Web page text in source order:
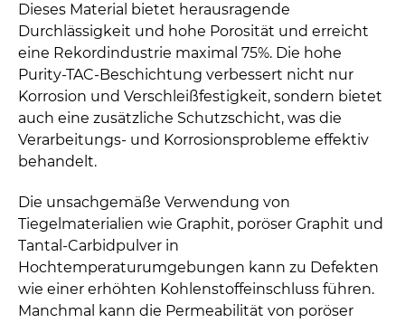
Dieses Material bietet herausragende
Durchlässigkeit und hohe Porosität und erreicht
eine Rekordindustrie maximal 75%. Die hohe
Purity-TAC-Beschichtung verbessert nicht nur
Korrosion und Verschleißfestigkeit, sondern bietet
auch eine zusätzliche Schutzschicht, was die
Verarbeitungs- und Korrosionsprobleme effektiv
behandelt.
Die unsachgemäße Verwendung von
Tiegelmaterialien wie Graphit, poröser Graphit und
Tantal-Carbidpulver in
Hochtemperaturumgebungen kann zu Defekten
wie einer erhöhten Kohlenstoffeinschluss führen.
Manchmal kann die Permeabilität von poröser